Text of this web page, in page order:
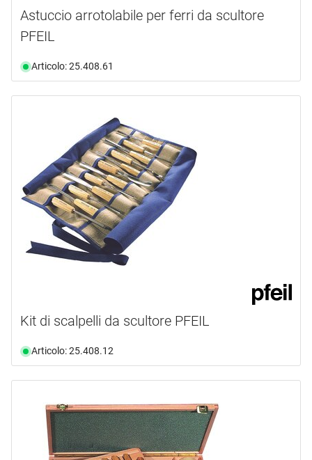
Astuccio arrotolabile per ferri da scultore
PFEIL
Articolo: 25.408.61
Kit di scalpelli da scultore PFEIL
Articolo: 25.408.12